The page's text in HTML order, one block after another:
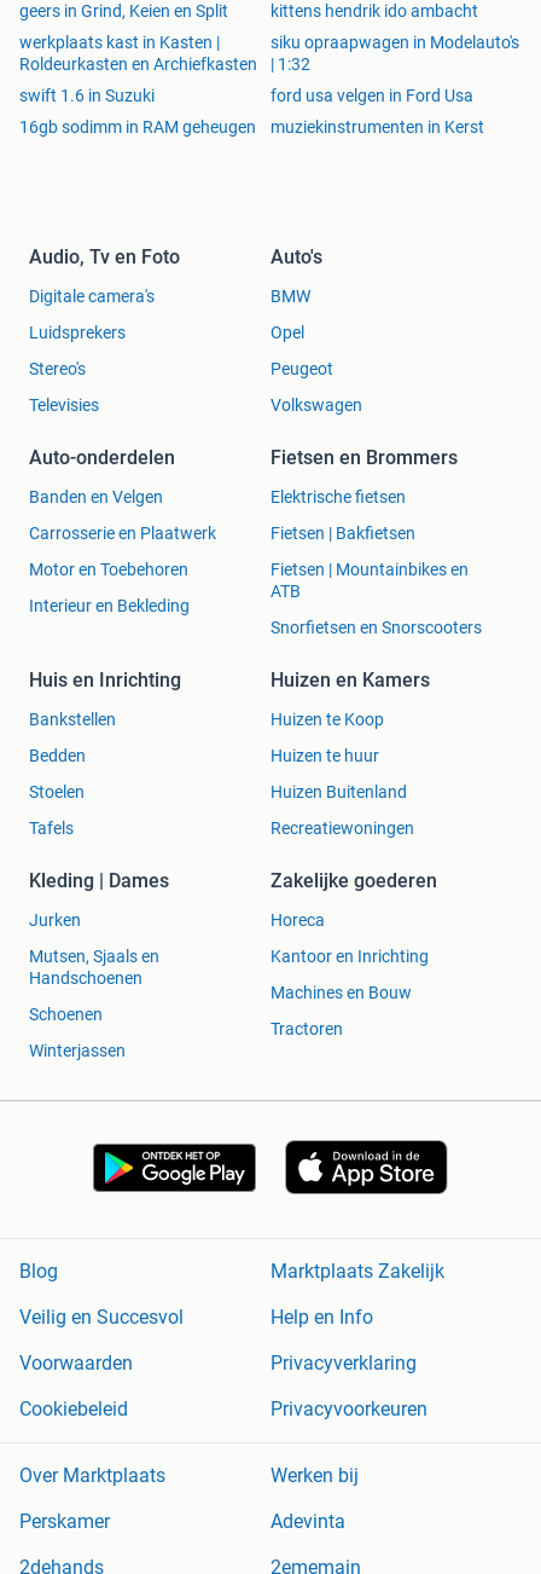
geers in Grind, Keien en Split
kittens hendrik ido ambacht
werkplaats kast in Kasten |
Roldeurkasten en Archiefkasten
siku opraapwagen in Modelauto's
| 1:32
swift 1.6 in Suzuki
ford usa velgen in Ford Usa
16gb sodimm in RAM geheugen
muziekinstrumenten in Kerst
Audio, Tv en Foto
Digitale camera's
Luidsprekers
Stereo's
Televisies
Auto's
BMW
Opel
Peugeot
Volkswagen
Auto-onderdelen
Banden en Velgen
Carrosserie en Plaatwerk
Motor en Toebehoren
Interieur en Bekleding
Fietsen en Brommers
Elektrische fietsen
Fietsen | Bakfietsen
Fietsen | Mountainbikes en
ATB
Snorfietsen en Snorscooters
Huis en Inrichting
Bankstellen
Bedden
Stoelen
Tafels
Huizen en Kamers
Huizen te Koop
Huizen te huur
Huizen Buitenland
Recreatiewoningen
Kleding | Dames
Jurken
Mutsen, Sjaals en
Handschoenen
Schoenen
Winterjassen
Zakelijke goederen
Horeca
Kantoor en Inrichting
Machines en Bouw
Tractoren
Blog
Marktplaats Zakelijk
Veilig en Succesvol
Help en Info
Voorwaarden
Privacyverklaring
Cookiebeleid
Privacyvoorkeuren
Over Marktplaats
Werken bij
Perskamer
Adevinta
2dehands
2ememain